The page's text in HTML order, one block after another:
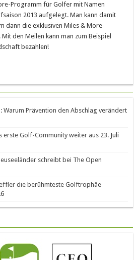
Programm für Golfer mit Namen
2013 aufgelegt. Man kann damit
dann die exklusiven Miles & More-
den Meilen kann man zum Beispiel
bezahlen!
Warum Prävention den Abschlag verändert
erste Golf-Community weiter aus 23. Juli
schreibt bei The Open
die berühmteste Golftrophäe